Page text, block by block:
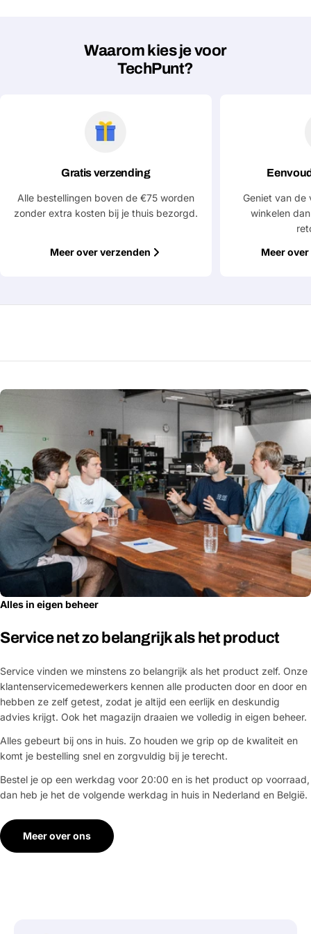
Velden gemarkeerd met * zijn verplicht
Waarom kies je voor
TechPunt?
Gratis verzending
Alle bestellingen boven de €75 worden
zonder extra kosten bij je thuis bezorgd.
Meer over verzenden
Geniet van de
winkelen
Meer
Alles in eigen beheer
Service net zo belangrijk als het product
Service vinden we minstens zo belangrijk als het product zelf. Onze
klantenservicemedewerkers kennen alle producten door en door en
hebben ze zelf getest, zodat je altijd een eerlijk en deskundig
advies krijgt. Ook het magazijn draaien we volledig in eigen beheer.
Alles gebeurt bij ons in huis. Zo houden we grip op de kwaliteit en
komt je bestelling snel en zorgvuldig bij je terecht.
Bestel je op een werkdag voor 20:00 en is het product op voorraad,
dan heb je het de volgende werkdag in huis in Nederland en België.
Meer over ons